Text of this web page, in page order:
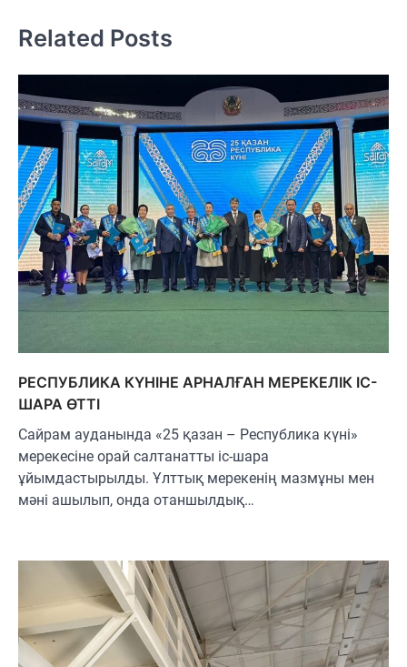
Related Posts
РЕСПУБЛИКА КҮНІНЕ АРНАЛҒАН МЕРЕКЕЛІК ІС-
ШАРА ӨТТІ
Сайрам ауданында «25 қазан – Республика күні»
мерекесіне орай салтанатты іс-шара
ұйымдастырылды. Ұлттық мерекенің мазмұны мен
мәні ашылып, онда отаншылдық…